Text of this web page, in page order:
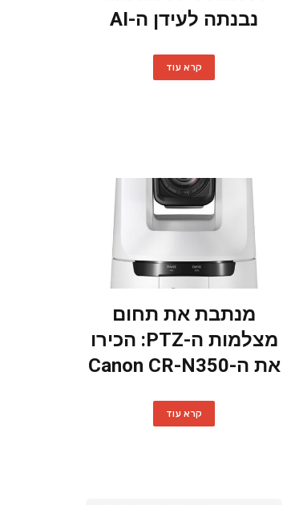
נבנתה לעידן ה-AI
קרא עוד
מנתבת את תחום
מצלמות ה-PTZ: הכירו
את ה-Canon CR-N350
קרא עוד